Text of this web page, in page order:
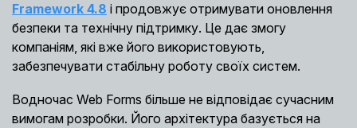
Framework 4.8 і продовжує отримувати оновлення
безпеки та технічну підтримку. Це дає змогу
компаніям, які вже його використовують,
забезпечувати стабільну роботу своїх систем.
Водночас Web Forms більше не відповідає сучасним
вимогам розробки. Його архітектура базується на